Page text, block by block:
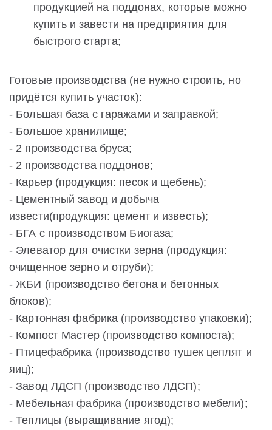
продукцией на поддонах, которые можно
купить и завести на предприятия для
быстрого старта;
Готовые производства (не нужно строить, но
придётся купить участок):
- Большая база с гаражами и заправкой;
- Большое хранилище;
- 2 производства бруса;
- 2 производства поддонов;
- Карьер (продукция: песок и щебень);
- Цементный завод и добыча
извести(продукция: цемент и известь);
- БГА с производством Биогаза;
- Элеватор для очистки зерна (продукция:
очищенное зерно и отруби);
- ЖБИ (производство бетона и бетонных
блоков);
- Картонная фабрика (производство упаковки);
- Компост Мастер (производство компоста);
- Птицефабрика (производство тушек цеплят и
яиц);
- Завод ЛДСП (производство ЛДСП);
- Мебельная фабрика (производство мебели);
- Теплицы (выращивание ягод);